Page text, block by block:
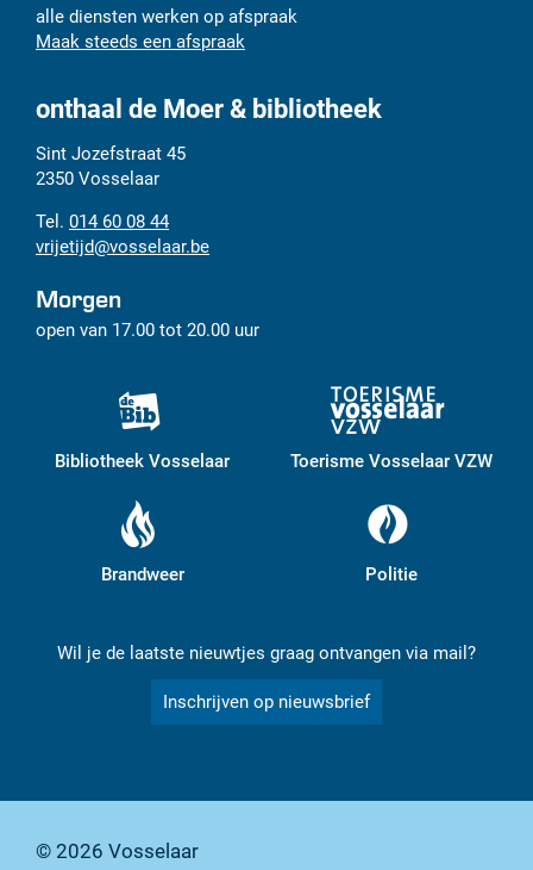
alle diensten werken op afspraak
Maak steeds een afspraak
onthaal de Moer & bibliotheek
Adres
Sint Jozefstraat 45
2350 Vosselaar
Tel.
014 60 08 44
E-
mail
vrijetijd@vosselaar.be
Morgen
open van 17.00 tot 20.00 uur
Bibliotheek Vosselaar Toerisme Vosselaar VZW
Brandweer Politie
Wil je de laatste nieuwtjes graag ontvangen via mail?
Inschrijven op nieuwsbrief
© 2026 Vosselaar